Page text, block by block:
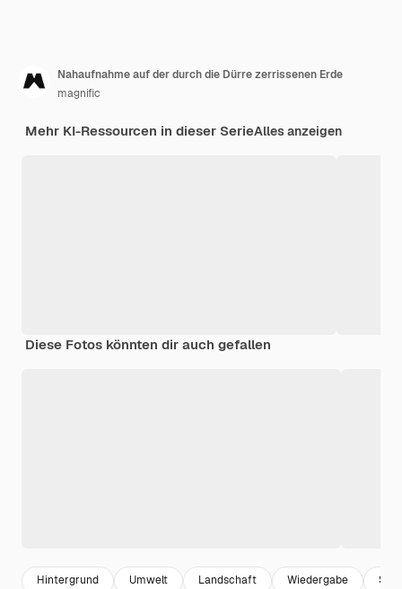
Nahaufnahme auf der durch die Dürre zerrissenen Erde
magnific
Mehr KI-Ressourcen in dieser SerieAlles anzeigen
Diese Fotos könnten dir auch gefallen
Hintergrund Umwelt Landschaft Wiedergabe